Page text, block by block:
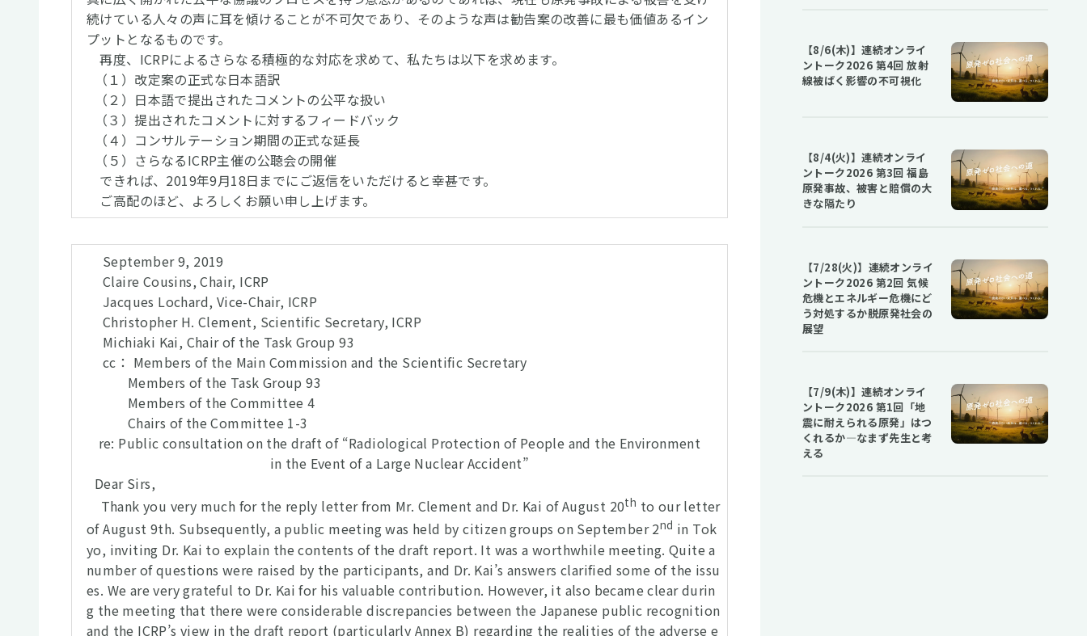
続けている人々の声に耳を傾けることが不可欠であり、そのような声は勧告案の改善に最も価値あるイン
プットとなるものです。
再度、ICRPによるさらなる積極的な対応を求めて、私たちは以下を求めます。
（１）改定案の正式な日本語訳
（２）日本語で提出されたコメントの公平な扱い
（３）提出されたコメントに対するフィードバック
（４）コンサルテーション期間の正式な延長
（５）さらなるICRP主催の公聴会の開催
できれば、2019年9月18日までにご返信をいただけると幸甚です。
ご高配のほど、よろしくお願い申し上げます。
September 9, 2019
Claire Cousins, Chair, ICRP
Jacques Lochard, Vice-Chair, ICRP
Christopher H. Clement, Scientific Secretary, ICRP
Michiaki Kai, Chair of the Task Group 93
cc： Members of the Main Commission and the Scientific Secretary
Members of the Task Group 93
Members of the Committee 4
Chairs of the Committee 1-3
re: Public consultation on the draft of “Radiological Protection of People and the Environment
in the Event of a Large Nuclear Accident”
Dear Sirs,
Thank you very much for the reply letter from Mr. Clement and Dr. Kai of August 20th to our letter
of August 9th. Subsequently, a public meeting was held by citizen groups on September 2nd in Tok
yo, inviting Dr. Kai to explain the contents of the draft report. It was a worthwhile meeting. Quite a
number of questions were raised by the participants, and Dr. Kai’s answers clarified some of the issu
es. We are very grateful to Dr. Kai for his valuable contribution. However, it also became clear durin
g the meeting that there were considerable discrepancies between the Japanese public recognition
and the ICRP’s view in the draft report (particularly Annex B) regarding the realities of the adverse e
【8/6(木)】連続オンライ
ントーク2026 第4回 放射
線被ばく影響の不可視化
【8/4(火)】連続オンライ
ントーク2026 第3回 福島
原発事故、被害と賠償の大
きな隔たり
【7/28(火)】連続オンライ
ントーク2026 第2回 気候
危機とエネルギー危機にど
う対処するか――脱原発社会の
展望
【7/9(木)】連続オンライ
ントーク2026 第1回「地
震に耐えられる原発」はつ
くれるか―なまず先生と考
える